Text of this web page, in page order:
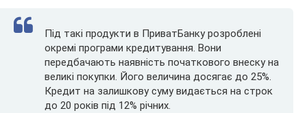
Під такі продукти в ПриватБанку розроблені
окремі програми кредитування. Вони
передбачають наявність початкового внеску на
великі покупки. Його величина досягає до 25%.
Кредит на залишкову суму видається на строк
до 20 років під 12% річних.